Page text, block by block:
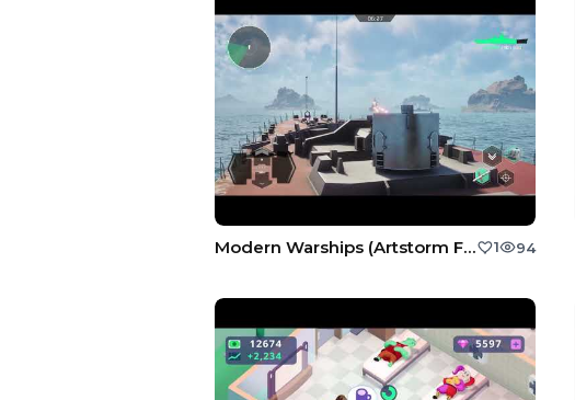
Modern Warships (Artstorm FZE) 1 94